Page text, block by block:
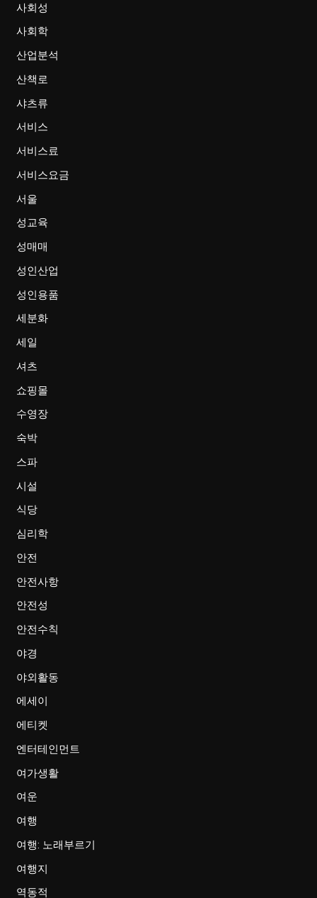
사회성
사회학
산업분석
산책로
샤츠류
서비스
서비스료
서비스요금
서울
성교육
성매매
성인산업
성인용품
세분화
세일
셔츠
쇼핑몰
수영장
숙박
스파
시설
식당
심리학
안전
안전사항
안전성
안전수칙
야경
야외활동
에세이
에티켓
엔터테인먼트
여가생활
여운
여행
여행: 노래부르기
여행지
역동적